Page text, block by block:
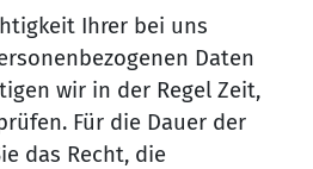
Ihrer bei uns
Daten
wir in der Regel Zeit,
Für die Dauer der
das Recht, die